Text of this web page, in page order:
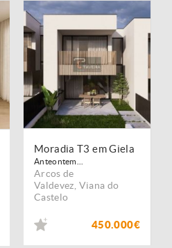
Moradia T3 em Giela
Anteontem...
Arcos de
Valdevez Viana do
Castelo
450.000€